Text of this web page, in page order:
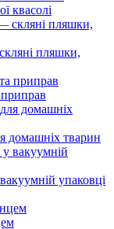
квасолі
пляшки,
приправ
домашніх тварин
упаковці